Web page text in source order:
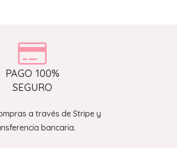
PAGO 100%
SEGURO
a través de Stripe y
bancaria.